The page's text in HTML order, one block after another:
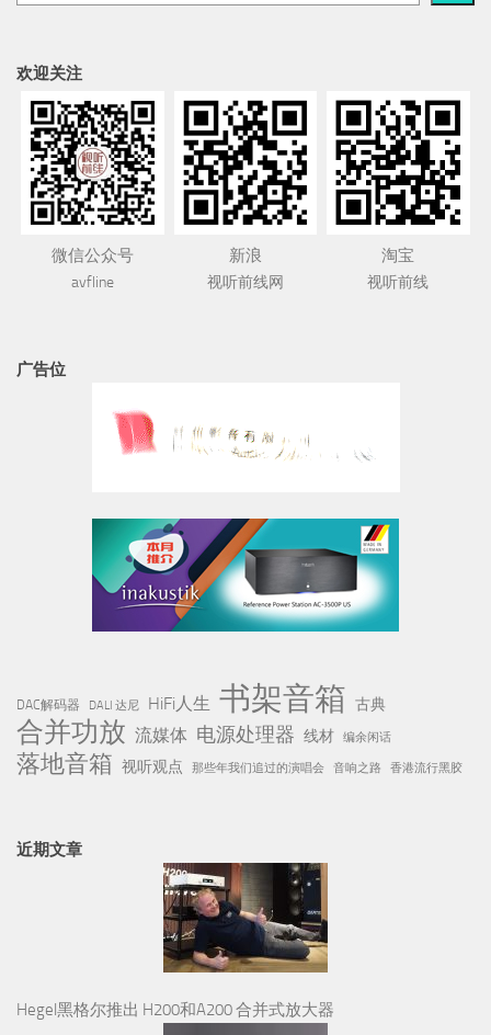
欢迎关注
微信公众号
avfline
新浪
视听前线网
淘宝
视听前线
广告位
DAC解码器 DALI 达尼 HiFi人生 书架音箱 古典
合并功放 流媒体 电源处理器 线材 编余闲话
落地音箱 视听观点 那些年我们追过的演唱会 音响之路 香港流行黑胶
近期文章
Hegel黑格尔推出 H200和A200 合并式放大器